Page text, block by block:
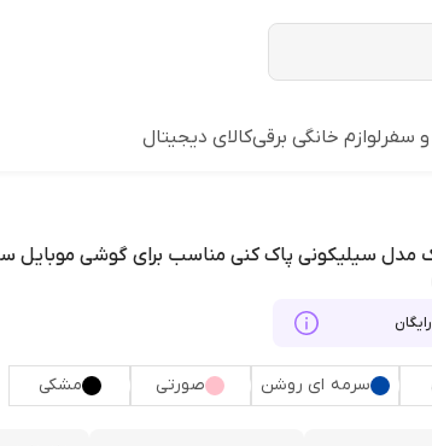
سفر لوازم خانگی برقیکالای دیجیتال
مدل سیلیکونی پاک کنی مناسب برای گوشی موبایل
سرمه ای روشن صورتی
مشکی